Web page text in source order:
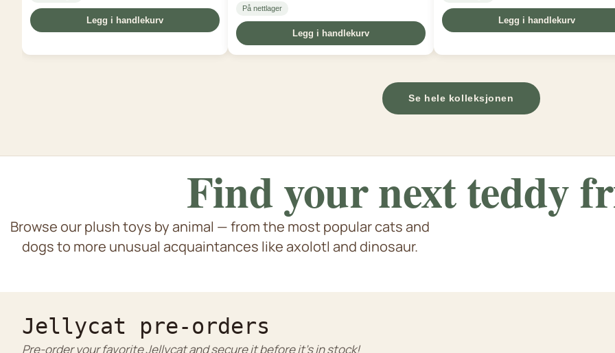
Legg i handlekurv
På nettlager
Legg i handlekurv
Legg i handlekurv
Se hele kolleksjonen
Find your nextteddy
Browse our plush toys by animal — from the most popular cats and
dogs to more unusual acquaintances like axolotl and dinosaur.
Cat & kittens Dogs & puppies
Rabbit Tiger bamse
Jellycat pre-orders
Pre-order your favorite Jellycat and secure it before it's in stock!